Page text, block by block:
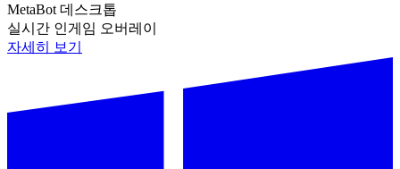
MetaBot 데스크톱
실시간 인게임 오버레이
자세히 보기